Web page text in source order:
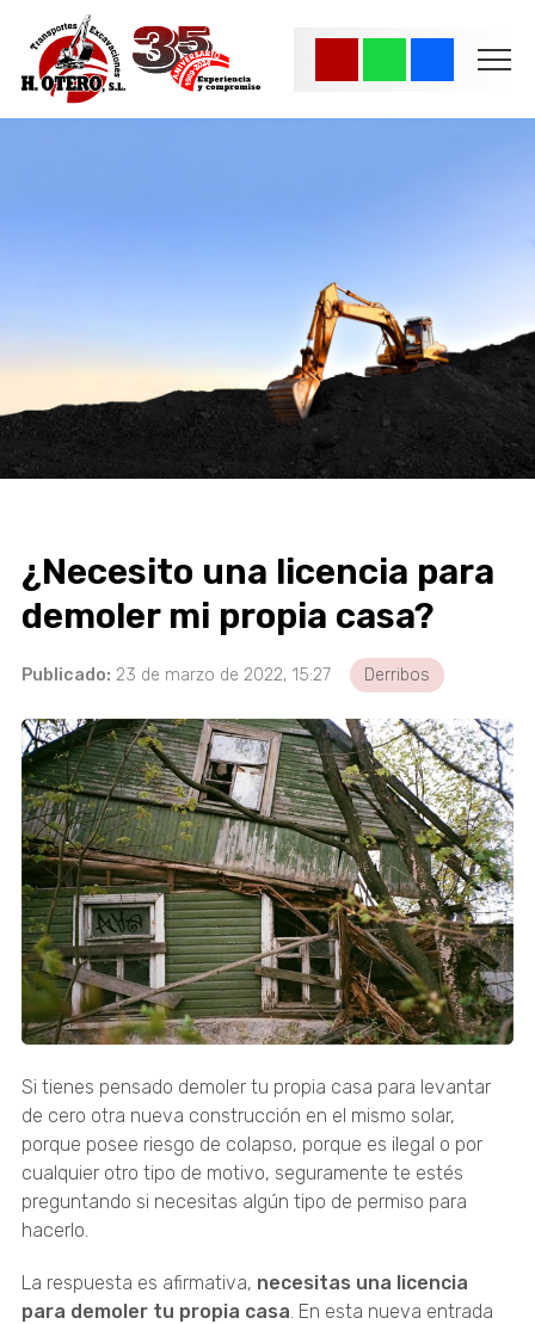
¿Necesito una licencia para
demoler mi propia casa?
Publicado: 23 de marzo de 2022, 15:27 Derribos
Si tienes pensado demoler tu propia casa para levantar
de cero otra nueva construcción en el mismo solar,
porque posee riesgo de colapso, porque es ilegal o por
cualquier otro tipo de motivo, seguramente te estés
preguntando si necesitas algún tipo de permiso para
hacerlo.
La respuesta es afirmativa, necesitas una licencia
para demoler tu propia casa . En esta nueva entrada